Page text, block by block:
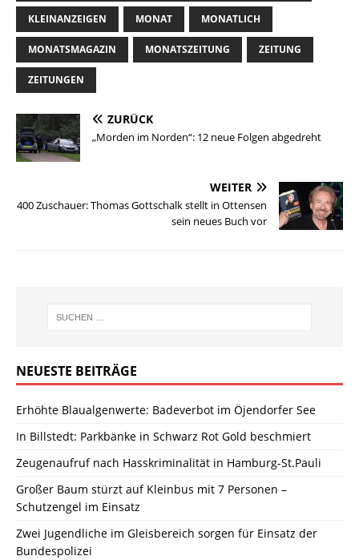
KLEINANZEIGEN MONAT MONATLICH
MONATSMAGAZIN MONATSZEITUNG ZEITUNG
ZEITUNGEN
ZURÜCK
„Morden im Norden“: 12 neue Folgen abgedreht
WEITER
400 Zuschauer: Thomas Gottschalk stellt in Ottensen
sein neues Buch vor
NEUESTE BEITRÄGE
Erhöhte Blaualgenwerte: Badeverbot im Öjendorfer See
In Billstedt: Parkbänke in Schwarz Rot Gold beschmiert
Zeugenaufruf nach Hasskriminalität in Hamburg-St.Pauli
Großer Baum stürzt auf Kleinbus mit 7 Personen –
Schutzengel im Einsatz
Zwei Jugendliche im Gleisbereich sorgen für Einsatz der
Bundespolizei